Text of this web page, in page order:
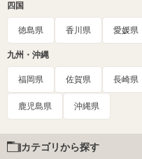
四国
徳島県 香川県 愛媛県
九州・沖縄
福岡県 佐賀県 長崎県
鹿児島県 沖縄県
カテゴリから探す